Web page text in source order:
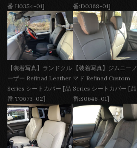
番:H0354-01]
番:D0368-01]
【装着写真】ランドクル
ーザー Refinad Leather
Series シートカバー [品
番:T0673-02]
【装着写真】ジムニーノ
マド Refinad Custom
Series シートカバー [品
番:S0646-01]